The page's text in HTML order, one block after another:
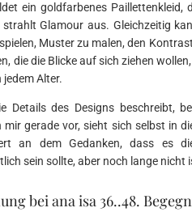
ein goldfarbenes
Glamour aus. Gleichzeitig
Muster zu malen, den
die die Blicke auf sich ziehen
jedem Alter.
Details des Designs beschreibt,
mir gerade vor, sieht sich selbst in
an dem Gedanken, dass es
sein sollte, aber noch lange nicht
bei ana isa 36..48.